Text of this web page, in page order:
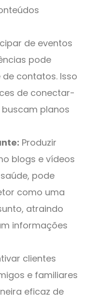
de eventos
pode
contatos. Isso
de conectar-
planos
Produzir
blogs e vídeos
pode
como uma
atraindo
informações
clientes
e familiares
eficaz de